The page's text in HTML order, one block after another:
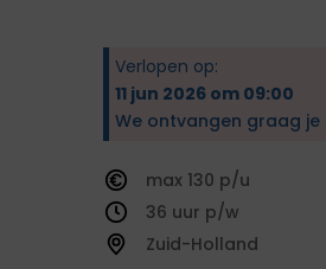
Verlopen op:
11 jun 2026 om 09:00
We ontvangen graag
130
36
Zuid-Holland